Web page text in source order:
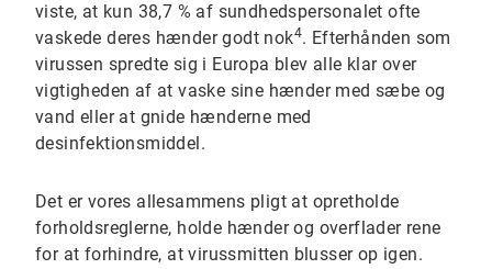
viste, at kun 38,7 % af sundhedspersonalet ofte
vaskede deres hænder godt nok4. Efterhånden som
virussen spredte sig i Europa blev alle klar over
vigtigheden af at vaske sine hænder med sæbe og
vand eller at gnide hænderne med
desinfektionsmiddel.
Det er vores allesammens pligt at opretholde
forholdsreglerne, holde hænder og overflader rene
for at forhindre, at virussmitten blusser op igen.